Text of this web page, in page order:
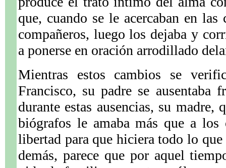
que, cuando se le acercaban en
compañeros, luego los dejaba y
a ponerse en oración arrodillado
Mientras estos cambios se
Francisco, su padre se ausentaba
durante estas ausencias, su madre,
biógrafos le amaba más que a
libertad para que hiciera todo lo
demás, parece que por aquel